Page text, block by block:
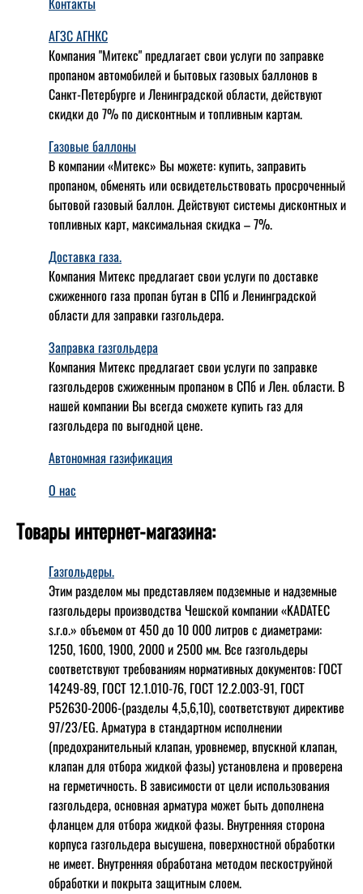
АГЗС АГНКС
Компания "Митекс" предлагает свои услуги по заправке
пропаном автомобилей и бытовых газовых баллонов в
Санкт-Петербурге и Ленинградской области, действуют
скидки до 7% по дисконтным и топливным картам.
Газовые баллоны
В компании «Митекс» Вы можете: купить, заправить
пропаном, обменять или освидетельствовать просроченный
бытовой газовый баллон. Действуют системы дисконтных и
топливных карт, максимальная скидка – 7%.
Доставка газа.
Компания Митекс предлагает свои услуги по доставке
сжиженного газа пропан бутан в СПб и Ленинградской
области для заправки газгольдера.
Заправка газгольдера
Компания Митекс предлагает свои услуги по заправке
газгольдеров сжиженным пропаном в СПб и Лен. области. В
нашей компании Вы всегда сможете купить газ для
газгольдера по выгодной цене.
Автономная газификация
О нас
Товары интернет-магазина:
Газгольдеры.
Этим разделом мы представляем подземные и надземные
газгольдеры производства Чешской компании «KADATEC
s.r.o.» объемом от 450 до 10 000 литров с диаметрами:
1250, 1600, 1900, 2000 и 2500 мм. Все газгольдеры
соответствуют требованиям нормативных документов: ГОСТ
14249-89, ГОСТ 12.1.010-76, ГОСТ 12.2.003-91, ГОСТ
Р52630-2006-(разделы 4,5,6,10), соответствуют директиве
97/23/EG. Арматура в стандартном исполнении
(предохранительный клапан, уровнемер, впускной клапан,
клапан для отбора жидкой фазы) установлена и проверена
на герметичность. В зависимости от цели использования
газгольдера, основная арматура может быть дополнена
фланцем для отбора жидкой фазы. Внутренняя сторона
корпуса газгольдера высушена, поверхностной обработки
не имеет. Внутренняя обработана методом пескоструйной
обработки и покрыта защитным слоем.